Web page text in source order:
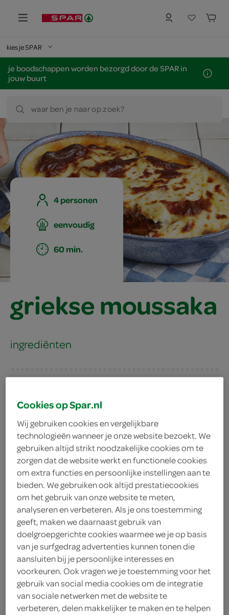
kies je SPAR
je boodschappen worden bezorgd door de SPAR in
jouw buurt
waar ben je naar op zoek?
4 personen
eenvoudig
60 min.
griekse moussaka
ingrediënten
600 milliliter melk
50 gram bloem
50 gram roomboter
800 gram vastkokende
aardappels
2 laurierblaadjes
400 gram tomatenblokjes
70 gram tomatenpuree
Cookies op Spar.nl
Wij gebruiken cookies en vergelijkbare
technologieën wanneer je onze website bezoekt. We
gebruiken altijd strikt noodzakelijke cookies om te
zorgen dat de website werkt en functionele cookies
om extra functies en persoonlijke instellingen aan te
bieden. We gebruiken ook altijd prestatiecookies
om het gebruik van onze website te meten,
analyseren en verbeteren. Als je ons toestemming
geeft, maken we daarnaast gebruik van
doelgroepgerichte cookies waarmee we je op basis
van je surfgedrag advertenties kunnen tonen die
aansluiten bij je persoonlijke interesses en
voorkeuren. Ook vragen we je toestemming voor het
gebruik van social media cookies om de integratie
van sociale netwerken met de website te
verbeteren, delen makkelijker te maken en te helpen